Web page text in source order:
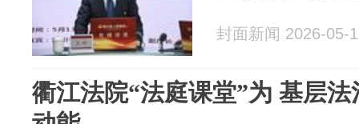
封面新闻 2026-05-
衢江法院“法庭课堂”为 基层